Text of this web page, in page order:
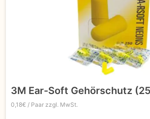
3M Ear-Soft Gehörschutz
0,18€ / Paar zzgl. MwSt.